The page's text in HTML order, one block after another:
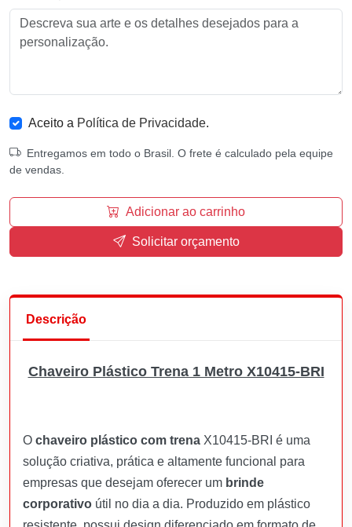
Aceito a Política de Privacidade.
Entregamos em todo o Brasil. O frete é calculado pela equipe
de vendas.
Adicionar ao carrinho
Solicitar orçamento
Descrição
Chaveiro Plástico Trena 1 Metro X10415-BRI
O chaveiro plástico com trena X10415-BRI é uma
solução criativa, prática e altamente funcional para
empresas que desejam oferecer um brinde
corporativo útil no dia a dia. Produzido em plástico